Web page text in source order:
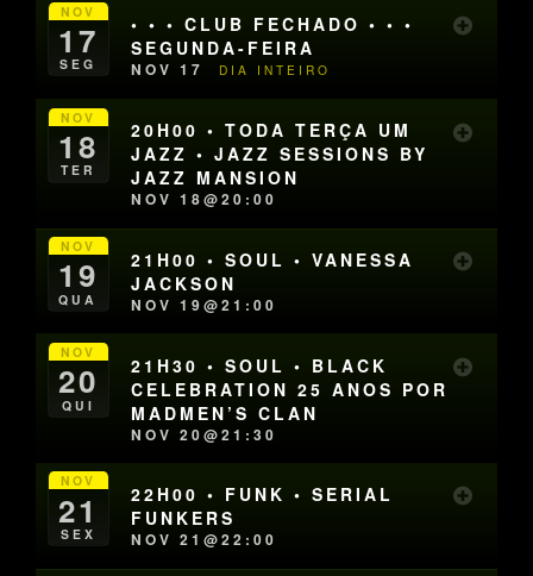
NOV
17
SEG
• • • CLUB FECHADO • • •
SEGUNDA-FEIRA
NOV 17 DIA INTEIRO
NOV
18
TER
20H00 • TODA TERÇA UM
JAZZ • JAZZ SESSIONS BY
JAZZ MANSION
NOV 18@20:00
NOV
19
QUA
21H00 • SOUL • VANESSA
JACKSON
NOV 19@21:00
NOV
20
QUI
21H30 • SOUL • BLACK
CELEBRATION 25 ANOS POR
MADMEN’S CLAN
NOV 20@21:30
NOV
21
SEX
22H00 • FUNK • SERIAL
FUNKERS
NOV 21@22:00